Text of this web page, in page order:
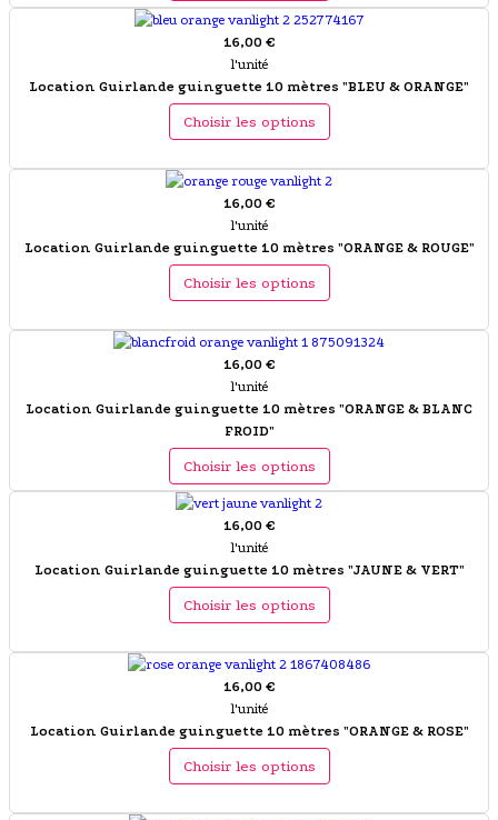
16,00 €
l'unité
Location Guirlande guinguette 10 mètres "BLEU & ORANGE"
Choisir les options
16,00 €
l'unité
Location Guirlande guinguette 10 mètres "ORANGE & ROUGE"
Choisir les options
16,00 €
l'unité
Location Guirlande guinguette 10 mètres "ORANGE & BLANC
FROID"
Choisir les options
16,00 €
l'unité
Location Guirlande guinguette 10 mètres "JAUNE & VERT"
Choisir les options
16,00 €
l'unité
Location Guirlande guinguette 10 mètres "ORANGE & ROSE"
Choisir les options